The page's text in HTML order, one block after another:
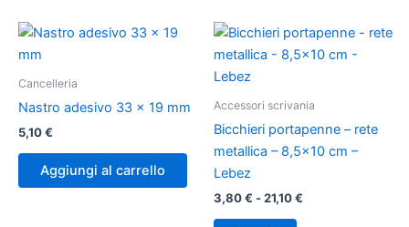
prodotto
Cancelleria
Nastro adesivo 33 x 19 mm
5,10€
Aggiungi al carrello
Accessori scrivania
Bicchieri portapenne – rete
metallica – 8,5×10 cm –
Lebez
3,80€ -21,10€
Fascia
prezzo:
a
Questo
prodotto
più
Le
essere